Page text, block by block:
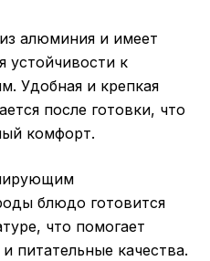
алюминия и имеет
устойчивости к
Удобная и крепкая
после готовки, что
комфорт.
блюдо готовится
что помогает
питательные качества.